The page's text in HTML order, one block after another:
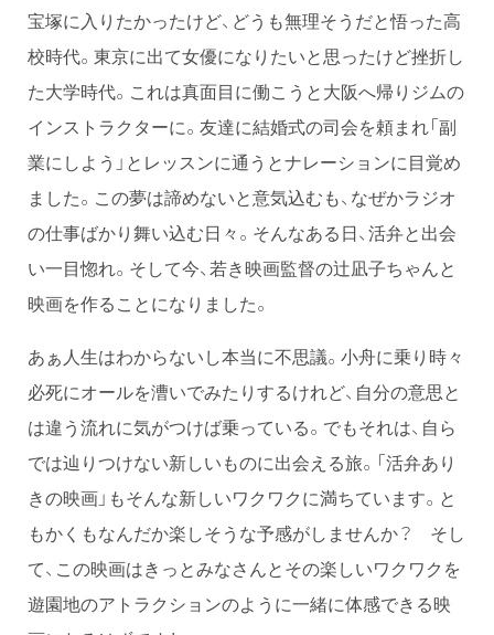
宝塚に入りたかったけど、どうも無理そうだと悟った高
校時代。東京に出て女優になりたいと思ったけど挫折し
た大学時代。これは真面目に働こうと大阪へ帰りジムの
インストラクターに。友達に結婚式の司会を頼まれ「副
業にしよう」とレッスンに通うとナレーションに目覚め
ました。この夢は諦めないと意気込むも、なぜかラジオ
の仕事ばかり舞い込む日々。そんなある日、活弁と出会
い一目惚れ。そして今、若き映画監督の辻凪子ちゃんと
映画を作ることになりました。
あぁ人生はわからないし本当に不思議。小舟に乗り時々
必死にオールを漕いでみたりするけれど、自分の意思と
は違う流れに気がつけば乗っている。でもそれは、自ら
では辿りつけない新しいものに出会える旅。「活弁あり
きの映画」もそんな新しいワクワクに満ちています。と
もかくもなんだか楽しそうな予感がしませんか？ そし
て、この映画はきっとみなさんとその楽しいワクワクを
遊園地のアトラクションのように一緒に体感できる映